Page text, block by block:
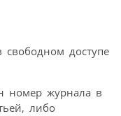
свободном доступе
номер журнала в
либо